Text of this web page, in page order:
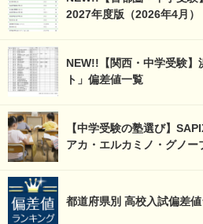
2027年度版（2026年4月）
NEW!!【関西・中学受験】
ト」偏差値一覧
【中学受験の塾選び】
アカ・エルカミノ・グノ
都道府県別 高校入試偏差